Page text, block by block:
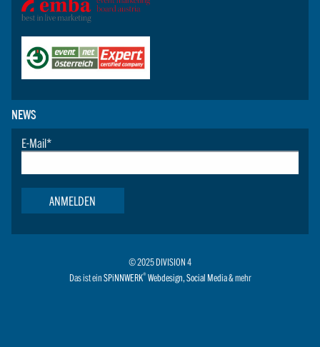
NEWS
E-Mail*
ANMELDEN
© 2025 DIVISION 4
Das ist einSPiNNWERK® Webdesign,Social Media& mehr